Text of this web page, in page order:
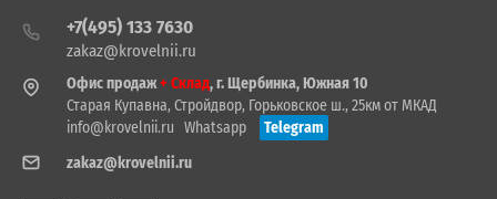
+7(495) 133 7630
zakaz@krovelnii.ru
Офис продаж+ Склад, г. Щербинка, Южная 10
Старая Купавна, Стройдвор, Горьковское ш., 25км от МКАД
info@krovelnii.ru Whatsapp
Telegram
zakaz@krovelnii.ru